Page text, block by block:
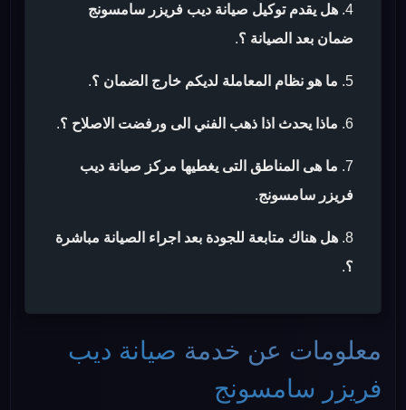
هل يقدم توكيل صيانة ديب فريزر سامسونج
ضمان بعد الصيانة ؟.
ما هو نظام المعاملة لديكم خارج الضمان ؟.
ماذا يحدث اذا ذهب الفني الى ورفضت الاصلاح ؟.
ما هى المناطق التى يغطيها مركز صيانة ديب
فريزر سامسونج.
هل هناك متابعة للجودة بعد اجراء الصيانة مباشرة
؟.
معلومات عن خدمة صيانة ديب
فريزر سامسونج